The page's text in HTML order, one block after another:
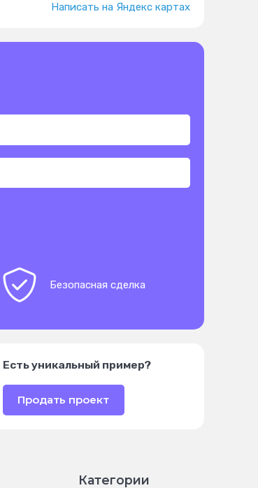
Написать на Яндекс картах
Безопасная сделка
Есть уникальный пример?
Продать проект
Категории